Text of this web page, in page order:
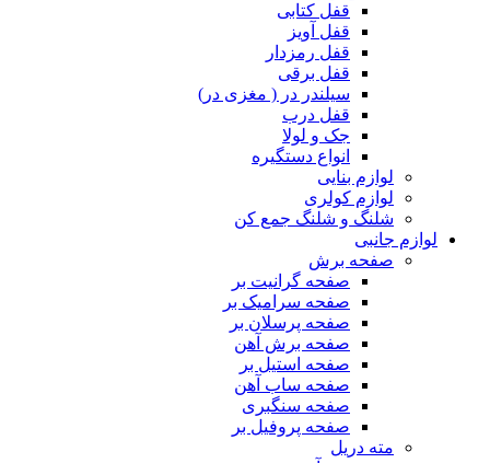
قفل کتابی
قفل آویز
قفل رمزدار
قفل برقی
سیلندر در ( مغزی در)
قفل درب
جک و لولا
انواع دستگیره
لوازم بنایی
لوازم کولری
شلنگ و شلنگ جمع کن
لوازم جانبی
صفحه برش
صفحه گرانیت بر
صفحه سرامیک بر
صفحه پرسلان بر
صفحه برش آهن
صفحه استیل بر
صفحه ساب آهن
صفحه سنگبری
صفحه پروفیل بر
مته دریل